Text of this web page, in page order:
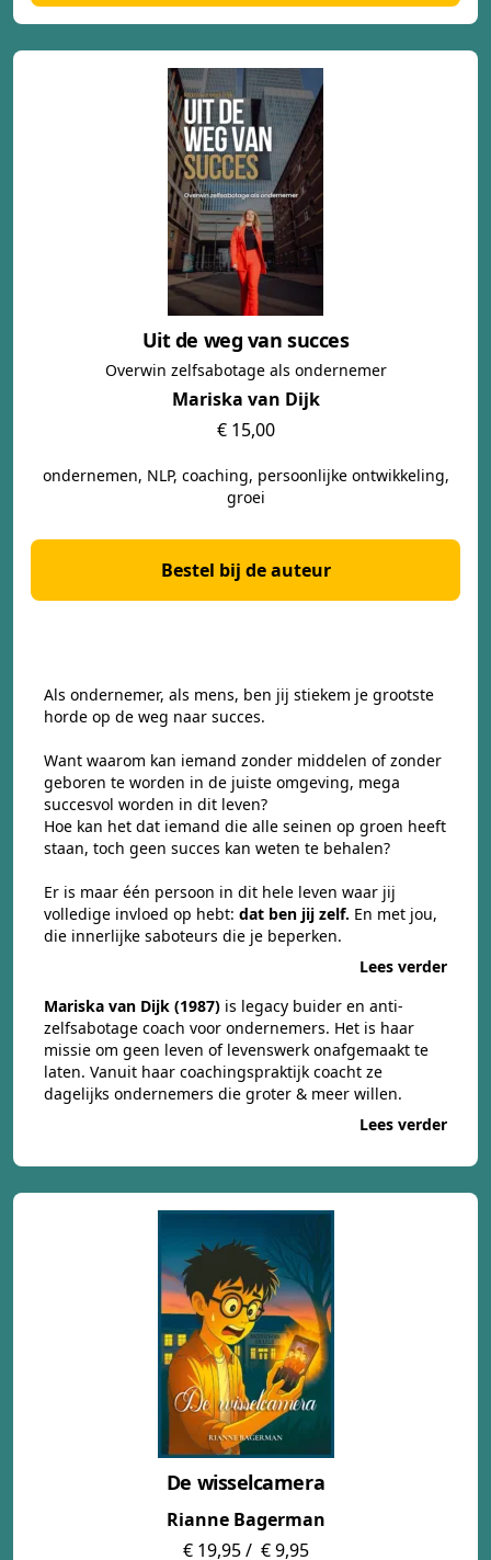
Uit de weg van succes
Overwin zelfsabotage als ondernemer
Mariska van Dijk
€ 15,00
ondernemen, NLP, coaching, persoonlijke ontwikkeling,
groei
Bestel bij de auteur
Als ondernemer, als mens, ben jij stiekem je grootste
horde op de weg naar succes.
Want waarom kan iemand zonder middelen of zonder
geboren te worden in de juiste omgeving, mega
succesvol worden in dit leven?
Hoe kan het dat iemand die alle seinen op groen heeft
staan, toch geen succes kan weten te behalen?
Er is maar één persoon in dit hele leven waar jij
volledige invloed op hebt: dat ben jij zelf. En met jou,
die innerlijke saboteurs die je beperken.
Lees verder
Mariska van Dijk (1987) is legacy buider en anti-
zelfsabotage coach voor ondernemers. Het is haar
missie om geen leven of levenswerk onafgemaakt te
laten. Vanuit haar coachingspraktijk coacht ze
dagelijks ondernemers die groter & meer willen.
Lees verder
De wisselcamera
Rianne Bagerman
€ 19,95 / € 9,95